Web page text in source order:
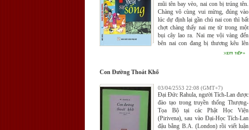
mũi tên bay vèo, nai con bị trúng tên.
Chàng vô cùng vui mừng, đúng vào
lúc dự định lại gần chú nai con thì bất
chợt chàng thấy nai mẹ từ trong một
bụi cây lao ra. Nai mẹ vội vàng đến
bên nai con đang bị thương kêu lên
những tiếng ai oán đau thương rồi bất
Con Đường Thoát Khổ
03/04/2553 22:08 (GMT+7)
Đại Đức Rahula, người Tích-Lan được
đào tạo trong truyền thống Thượng-
Tọa Bộ tại các Phật Học Viện
(Pirivena), sau vào Đại-Học Tích-Lan
đậu bằng B.A. (London) rồi viết luận